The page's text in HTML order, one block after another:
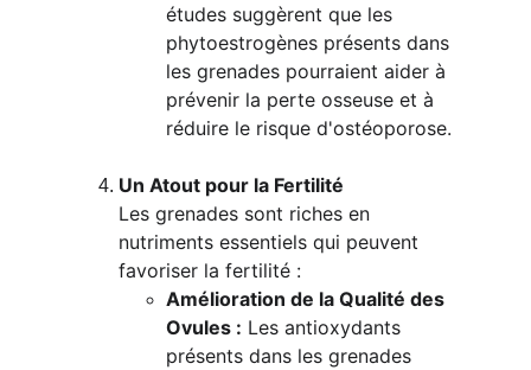
études suggèrent que les
phytoestrogènes présents dans
les grenades pourraient aider à
prévenir la perte osseuse et à
réduire le risque d'ostéoporose.
Un Atout pour la Fertilité
Les grenades sont riches en
nutriments essentiels qui peuvent
favoriser la fertilité :
Amélioration de la Qualité des
Ovules : Les antioxydants
présents dans les grenades